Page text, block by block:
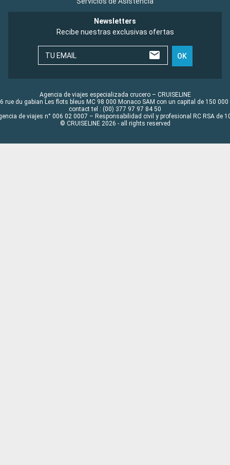
Newsletters
Recibe nuestras exclusivas ofertas
TU EMAIL OK
Agencia de viajes especializada crucero – CRUISELINE
rue du gabian Les flots bleus MC 98 000 Monaco SAM con un capital de 150 000
contact tel : (00) 377 97 97 84 50
de viajes n° 006 02 0007 – Responsabilidad civil y profesional RC RSA de
© CRUISELINE 2026 - all rights reserved